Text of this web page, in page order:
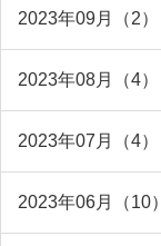
2023年09月（2）
2023年08月（4）
2023年07月（4）
2023年06月（10）